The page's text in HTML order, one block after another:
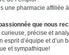
une pharmacie affiliée
que nous
précise et
esprit d’équipe et d’un
et sympathique!